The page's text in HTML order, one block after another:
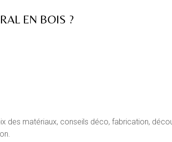
EN BOIS ?
des matériaux, conseils déco, fabrication,